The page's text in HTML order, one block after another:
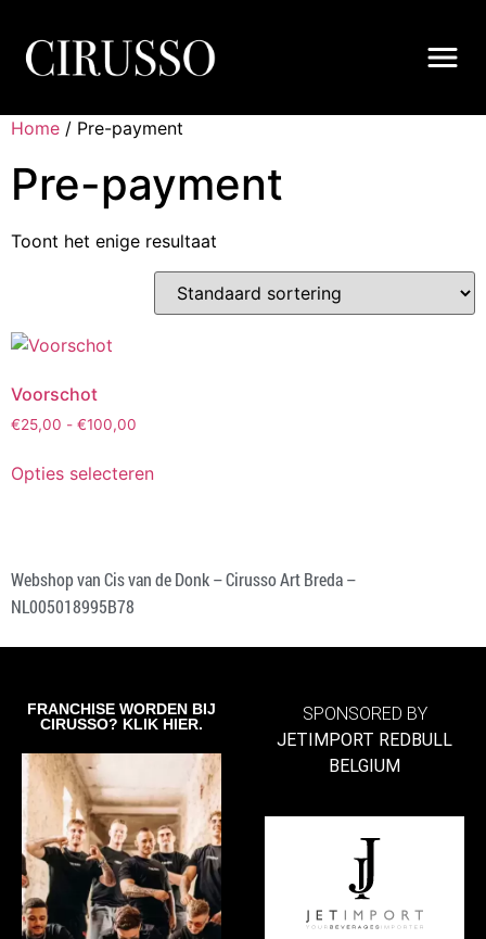
Home / Pre-payment
Pre-payment
Toont het enige resultaat
Voorschot
€25,00 - €100,00
Opties selecteren
Webshop van Cis van de Donk – Cirusso Art Breda –
NL005018995B78
FRANCHISE WORDEN BIJ
CIRUSSO? KLIK HIER.
SPONSORED BY
JETIMPORT REDBULL
BELGIUM